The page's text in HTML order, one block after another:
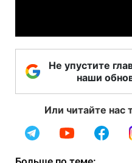
Не упустите
наши
Или читайте нас